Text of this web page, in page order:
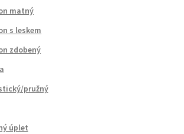
matný
s leskem
zdobený
pružný
úplet